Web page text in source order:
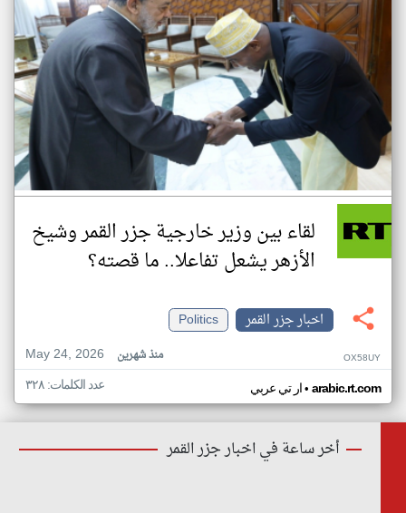
لقاء بين وزير خارجية جزر القمر وشيخ
الأزهر يشعل تفاعلا.. ما قصته؟
اخبار جزر القمر
Politics
May 24, 2026
منذ شهرين OX58UY
ار تي عربي• arabic.rt.com عدد الكلمات: ٣٢٨
أخر ساعة في اخبار جزر القمر